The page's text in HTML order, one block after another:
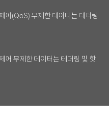
어(QoS) 무제한 데이터는 테더링
어 무제한 데이터는 테더링 및 핫